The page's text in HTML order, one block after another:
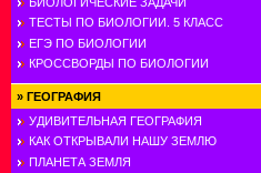
ТЕСТЫ ПО БИОЛОГИИ. 5 КЛАСС
ЕГЭ ПО БИОЛОГИИ
КРОССВОРДЫ ПО БИОЛОГИИ
» ГЕОГРАФИЯ
УДИВИТЕЛЬНАЯ ГЕОГРАФИЯ
КАК ОТКРЫВАЛИ НАШУ ЗЕМЛЮ
ПЛАНЕТА ЗЕМЛЯ